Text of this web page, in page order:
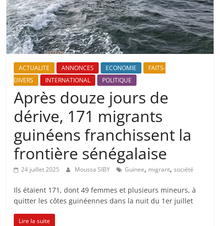
ACTUALITE ANNONCES ECONOMIE
FAITS-
DIVERS
INTERNATIONAL POLITIQUE
Après douze jours de
dérive, 171 migrants
guinéens franchissent la
frontière sénégalaise
24 juillet 2025 Moussa SIBY Guinee, migrant,société
Ils étaient 171, dont 49 femmes et plusieurs mineurs, à
quitter les côtes guinéennes dans la nuit du 1er juillet
Lire la suite